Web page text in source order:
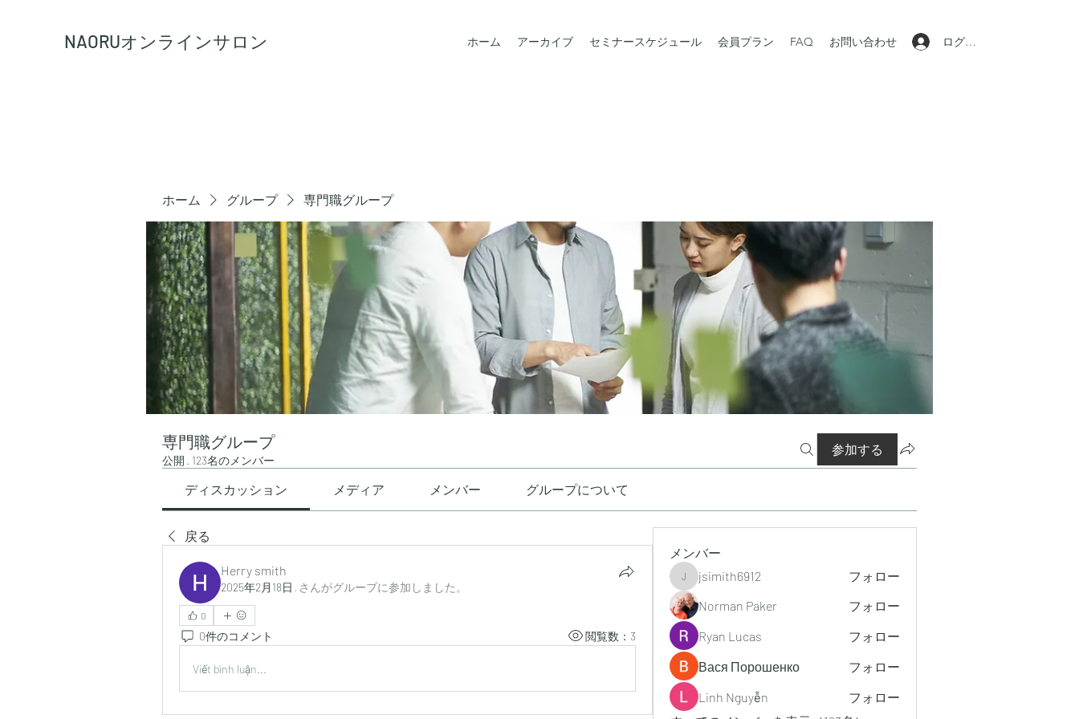
NAORUオンラインサロン ホーム アーカイブ セミナースケジュール 会員プラン FAQ お問い合わせ ログイン
ホーム グループ 専門職グループ
専門職グループ
公開 · 123名のメンバー
参加する
ディスカッション メディア メンバー グループについて
戻る
Herry smith
2025年2月18日 · さんがグループに参加しました。
0
0件のコメント 閲覧数：3
Viết bình luận...
メンバー
jsimith6912
jsimith6912
フォロー
Norman Paker
フォロー
Ryan Lucas
フォロー
Вася Порошенко
フォロー
Linh Nguyễn
フォロー